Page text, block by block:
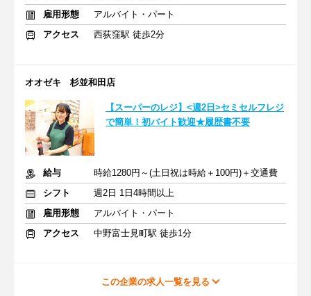
雇用形態
アルバイト・パート
アクセス
西荻窪駅 徒歩2分
オオゼキ 杉並和田店
【スーパーのレジ】<週2日>セミセルフレジ
で簡単！初バイト歓迎★履歴書不要
給与
時給1280円～(土日祝は時給＋100円)＋交通費
シフト
週2日 1日4時間以上
雇用形態
アルバイト・パート
アクセス
中野富士見町駅 徒歩1分
この企業の求人一覧を見る